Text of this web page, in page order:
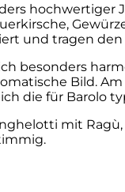
hochwertiger
und tragen
besonders
Bild.
die für Barolo
mit